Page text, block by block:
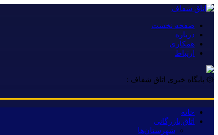
صفحه نخست
درباره
همکاری
ارتباط
۞ پایگاه خبری اتاق شفاف :
خانه
اتاق بازرگانی
شهرستان‌ها